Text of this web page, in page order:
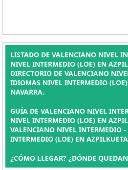
LISTADO DE VALENCIANO NIVEL
NIVEL INTERMEDIO (LOE) EN
DIRECTORIO DE VALENCIANO
IDIOMAS NIVEL INTERMEDIO
NAVARRA.
GUÍA DE VALENCIANO NIVEL
NIVEL INTERMEDIO (LOE) EN
VALENCIANO NIVEL INTERMEDIO
INTERMEDIO (LOE) EN
¿CÓMO LLEGAR? ¿DÓNDE